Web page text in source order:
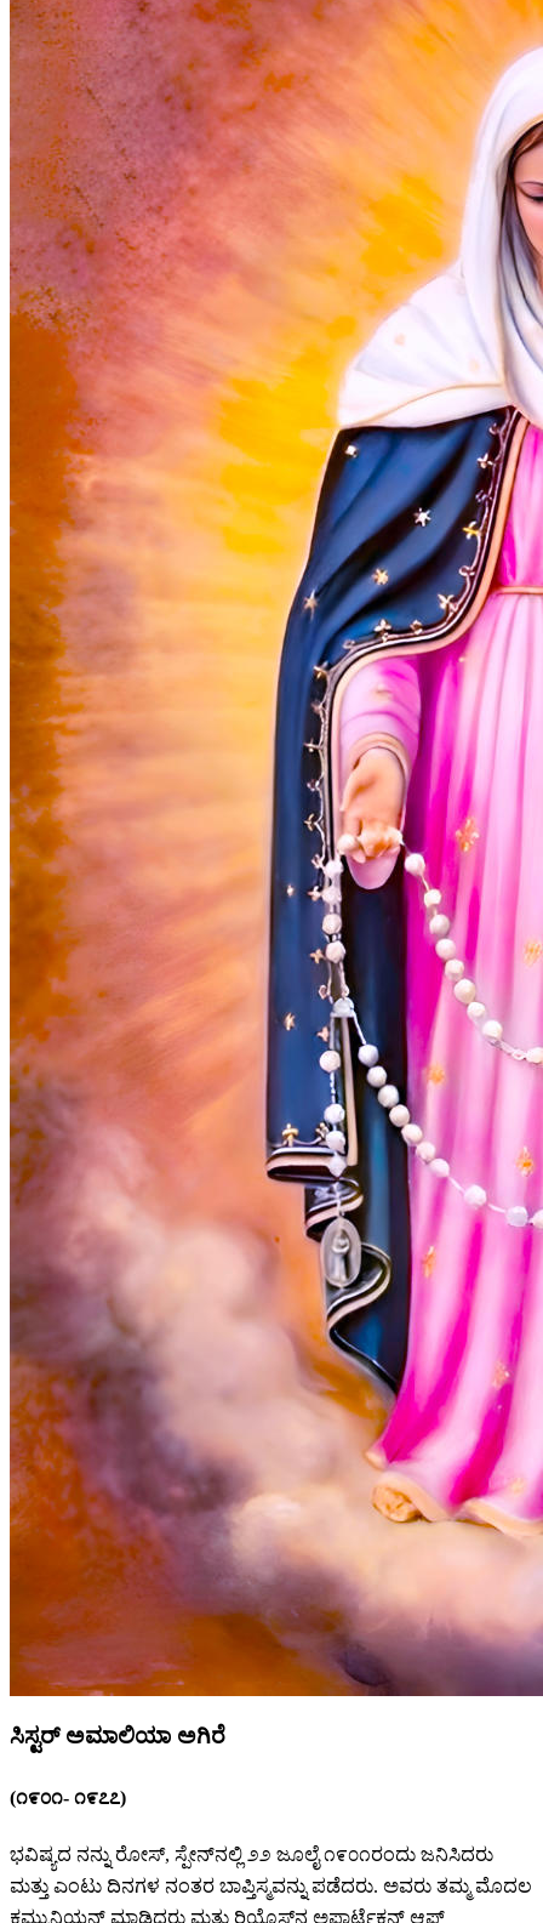
ಸಿಸ್ಟರ್ ಅಮಾಲಿಯಾ ಅಗಿರೆ
(೧೯೦೧- ೧೯೭೭)
ಭವಿಷ್ಯದ ನನ್ನು ರೋಸ್, ಸ್ಪೇನ್‌ನಲ್ಲಿ ೨೨ ಜೂಲೈ ೧೯೦೧ರಂದು ಜನಿಸಿದರು
ಮತ್ತು ಎಂಟು ದಿನಗಳ ನಂತರ ಬಾಪ್ತಿಸ್ಮವನ್ನು ಪಡೆದರು. ಅವರು ತಮ್ಮ ಮೊದಲ
ಕಮ್ಯುನಿಯನ್ ಮಾಡಿದರು ಮತ್ತು ರಿಯೊಸ್‌ನ ಅಪಾರ್ಟೆಕ್ಷನ್ಸ್ ಆಫ್